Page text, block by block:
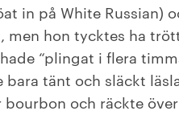
in på White Russian)
hon tycktes ha
“plingat i flera
tänt och släckt
och räckte